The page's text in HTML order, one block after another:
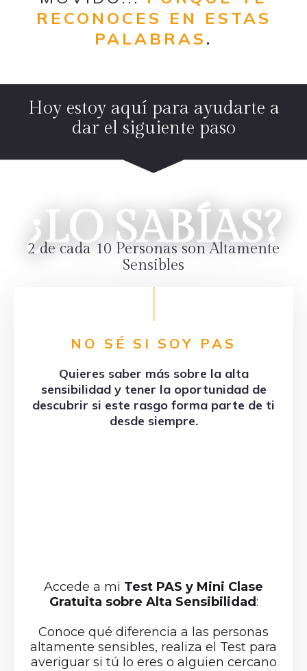
RECONOCES EN ESTAS
PALABRAS .
Hoy estoy aquí para ayudarte a
dar el siguiente paso
¿LO SABÍAS?
2 de cada 10 Personas son Altamente
Sensibles
NO SÉ SI SOY PAS
Quieres saber más sobre la alta
sensibilidad y tener la oportunidad de
descubrir si este rasgo forma parte de ti
desde siempre.
Accede a mi Test PAS y Mini Clase
Gratuita sobre Alta Sensibilidad:
Conoce qué diferencia a las personas
altamente sensibles, realiza el Test para
averiguar si tú lo eres o alguien cercano